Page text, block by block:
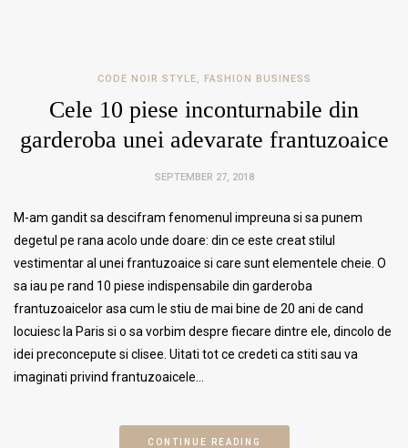
CODE NOIR STYLE FASHION BUSINESS
Cele 10 piese inconturnabile din
garderoba unei adevarate frantuzoaice
SEPTEMBER 27, 2018
M-am gandit sa descifram fenomenul impreuna si sa punem
degetul pe rana acolo unde doare: din ce este creat stilul
vestimentar al unei frantuzoaice si care sunt elementele cheie. O
sa iau pe rand 10 piese indispensabile din garderoba
frantuzoaicelor asa cum le stiu de mai bine de 20 ani de cand
locuiesc la Paris si o sa vorbim despre fiecare dintre ele, dincolo de
idei preconcepute si clisee. Uitati tot ce credeti ca stiti sau va
imaginati privind frantuzoaicele…
CONTINUE READING